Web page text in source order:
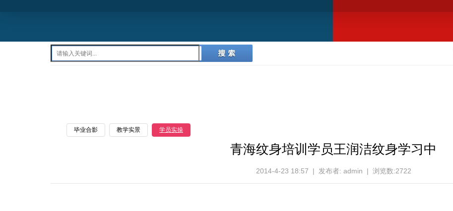
毕业合影 教学实景 学员实操
青海纹身培训学员王润洁纹身学习中
2014-4-23 18:57 | 发布者: admin | 浏览数:2722